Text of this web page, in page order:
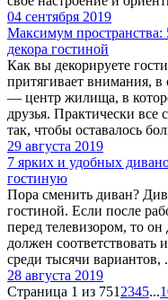
04 сентября 2019
Максимум
декора гостиной
Как вы декорируете
притягивает внимания, в
— центр жилища, в
друзья. Практически все
так, чтобы оставалось
29 августа 2019
7 ярких и удобных
гостиную
Пора сменить диван?
гостиной. Если после
перед телевизором, то
должен соответствовать
среди тысячи вариантов,
28 августа 2019
Страница 1 из 751 2345...